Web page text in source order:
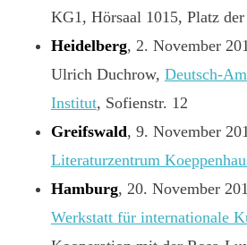
KG1, Hörsaal 1015, Platz
Heidelberg, 2. November
Ulrich Duchrow, Deutsch-
Institut, Sofienstr. 12
Greifswald, 9. November
Literaturzentrum
Hamburg, 20. November
Werkstatt für internationale